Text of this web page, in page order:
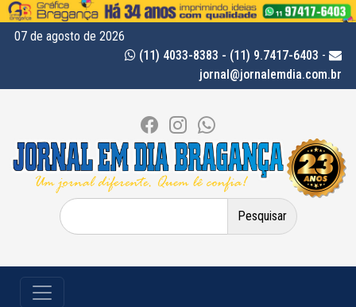
07 de agosto de 2026
(11) 4033-8383 - (11) 9.7417-6403 -
jornal@jornalemdia.com.br
Pesquisar
por: